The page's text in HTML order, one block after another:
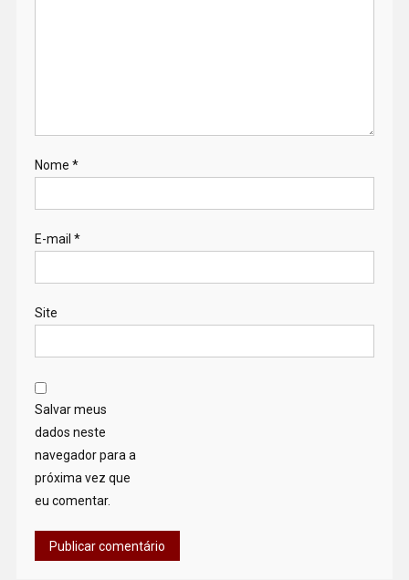
Nome *
E-mail *
Site
Salvar meus
dados neste
navegador para a
próxima vez que
eu comentar.